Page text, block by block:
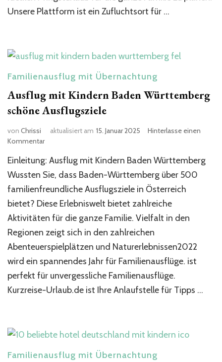
Unsere Plattform ist ein Zufluchtsort für …
Familienausflug mit Übernachtung
Ausflug mit Kindern Baden Württemberg​
schöne Ausflugsziele
von Chrissi aktualisiert am 15. Januar 2025
Hinterlasse einen
Kommentarzu
mit
Kindern
Württemberg​
schöne
Ausflugsziele
Einleitung: Ausflug mit Kindern Baden Württemberg​
Wussten Sie, dass Baden-Württemberg über 500
familienfreundliche Ausflugsziele in Österreich
bietet? Diese Erlebniswelt bietet zahlreiche
Aktivitäten für die ganze Familie. Vielfalt in den
Regionen zeigt sich in den zahlreichen
Abenteuerspielplätzen und Naturerlebnissen2022
wird ein spannendes Jahr für Familienausflüge. ist
perfekt für unvergessliche Familienausflüge.
Kurzreise-Urlaub.de ist Ihre Anlaufstelle für Tipps …
Familienausflug mit Übernachtung